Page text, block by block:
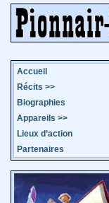
Accueil
Récits >>
Biographies
Appareils >>
Lieux d’action
Partenaires